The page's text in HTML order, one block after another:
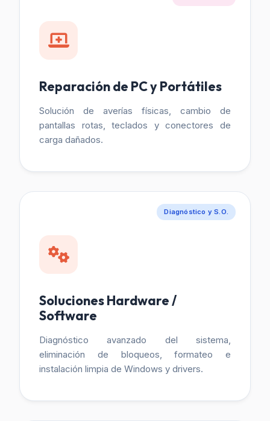
Reparación de PC y Portátiles
Solución de averías físicas, cambio de
pantallas rotas, teclados y conectores de
carga dañados.
Diagnóstico y S.O.
Soluciones Hardware /
Software
Diagnóstico avanzado del sistema,
eliminación de bloqueos, formateo e
instalación limpia de Windows y drivers.